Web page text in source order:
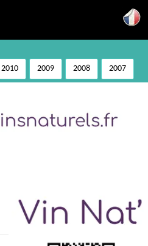
2010 2009 2008 2007